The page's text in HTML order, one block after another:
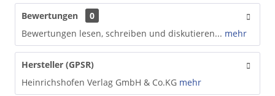
Bewertungen
0
Bewertungen lesen, schreiben und diskutieren... mehr
Hersteller (GPSR)
Heinrichshofen Verlag GmbH & Co.KG mehr